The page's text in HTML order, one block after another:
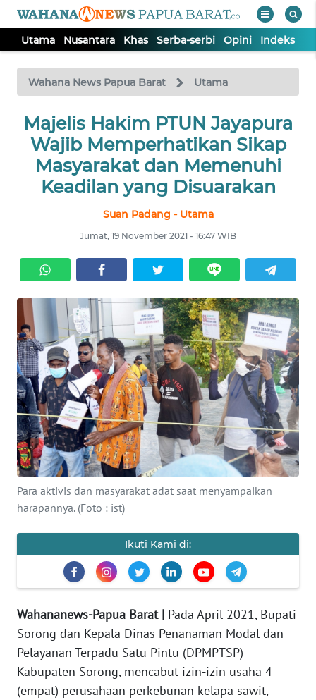
Utama Nusantara Khas Serba-serbi Opini Indeks
Wahana News Papua Barat Utama
Majelis Hakim PTUN Jayapura
Wajib Memperhatikan Sikap
Masyarakat dan Memenuhi
Keadilan yang Disuarakan
Suan Padang - Utama
Jumat, 19 November 2021 - 16:47 WIB
Para aktivis dan masyarakat adat saat menyampaikan
harapannya. (Foto : ist)
Ikuti Kami di:
Wahananews-Papua Barat | Pada April 2021, Bupati
Sorong dan Kepala Dinas Penanaman Modal dan
Pelayanan Terpadu Satu Pintu (DPMPTSP)
Kabupaten Sorong, mencabut izin-izin usaha 4
(empat) perusahaan perkebunan kelapa sawit,
TV
Tutup
UTAMA
NUSANTARA
SERBI
OPINI
Informasi
INDEKS
BERITA
KONTAK
KAMI
INFO
KAMI
PEDOMAN
MEDIA
REDAKSI
KARIR